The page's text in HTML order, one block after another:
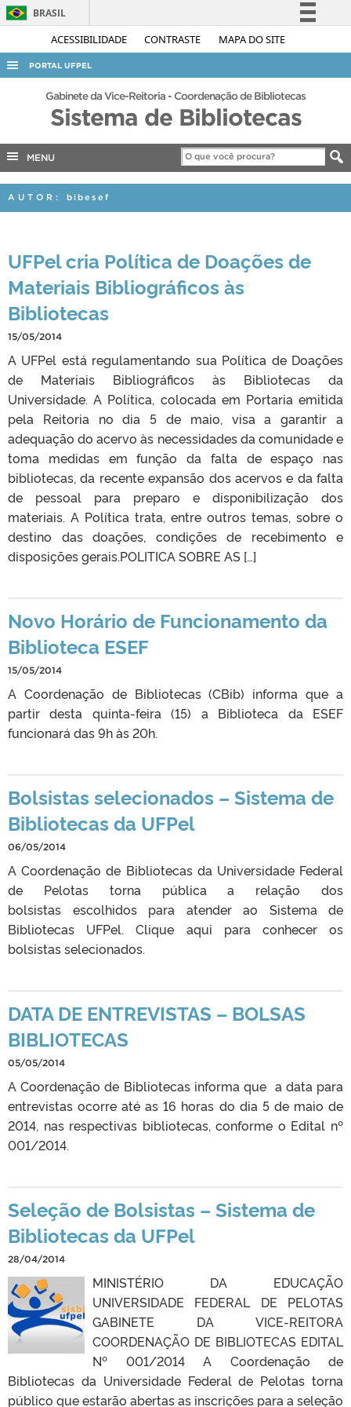
ACESSIBILIDADE CONTRASTE MAPA DO SITE
BRASIL
Simplifique!
Acesso à informação
Canais
PORTAL UFPEL
ACESSO À INFORMAÇÃO
AUDITORIA
COBALTO
CONCURSOS
EDITAIS
PORTARIAS
TELEFONES
Gabinete da Vice-Reitoria - Coordenação de Bibliotecas
Sistema de Bibliotecas
MENU
AUTOR: bibesef
UFPel cria Política de Doações de
Materiais Bibliográficos às
Bibliotecas
15/05/2014
A UFPel está regulamentando sua Política de Doações
de Materiais Bibliográficos às Bibliotecas da
Universidade. A Política, colocada em Portaria emitida
pela Reitoria no dia 5 de maio, visa a garantir a
adequação do acervo às necessidades da comunidade e
toma medidas em função da falta de espaço nas
bibliotecas, da recente expansão dos acervos e da falta
de pessoal para preparo e disponibilização dos
materiais. A Política trata, entre outros temas, sobre o
destino das doações, condições de recebimento e
disposições gerais.POLITICA SOBRE AS […]
Novo Horário de Funcionamento da
Biblioteca ESEF
15/05/2014
A Coordenação de Bibliotecas (CBib) informa que a
partir desta quinta-feira (15) a Biblioteca da ESEF
funcionará das 9h às 20h.
Bolsistas selecionados – Sistema de
Bibliotecas da UFPel
06/05/2014
A Coordenação de Bibliotecas da Universidade Federal
de Pelotas torna pública a relação dos
bolsistas escolhidos para atender ao Sistema de
Bibliotecas UFPel. Clique aqui para conhecer os
bolsistas selecionados.
DATA DE ENTREVISTAS – BOLSAS
BIBLIOTECAS
05/05/2014
A Coordenação de Bibliotecas informa que a data para
entrevistas ocorre até as 16 horas do dia 5 de maio de
2014, nas respectivas bibliotecas, conforme o Edital nº
001/2014.
Seleção de Bolsistas – Sistema de
Bibliotecas da UFPel
28/04/2014
MINISTÉRIO DA EDUCAÇÃO
UNIVERSIDADE FEDERAL DE PELOTAS
GABINETE DA VICE-REITORA
COORDENAÇÃO DE BIBLIOTECAS EDITAL
Nº 001/2014 A Coordenação de
Bibliotecas da Universidade Federal de Pelotas torna
público que estarão abertas as inscrições para a seleção